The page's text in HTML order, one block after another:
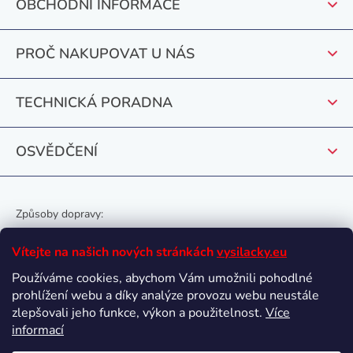
Vítejte na našich nových stránkáchvysilacky.eu
Používáme cookies, abychom Vám umožnili pohodlné
prohlížení webu a díky analýze provozu webu neustále
zlepšovali jeho funkce, výkon a použitelnost. Více
informací
r
v
k
y
v
u
OBCHODNÍ INFORMACE
PROČ NAKUPOVAT U NÁS
TECHNICKÁ PORADNA
OSVĚDČENÍ
Způsoby dopravy:
Oblíbené způsoby platby: